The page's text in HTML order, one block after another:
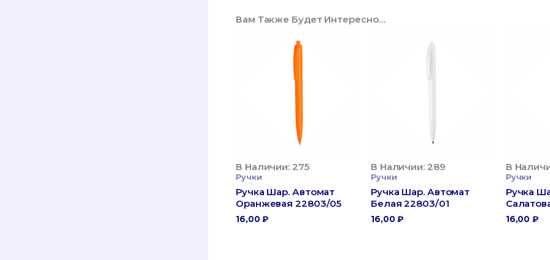
Вам Также Будет Интересно…
В Наличии: 275
Ручки
Ручка Шар. Автомат
Оранжевая 22803/05
16,00₽
В Наличии: 289
Ручки
Ручка Шар. Автомат
Белая 22803/01
16,00₽
В
Ручки
Ручка
16,00₽